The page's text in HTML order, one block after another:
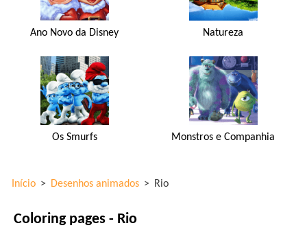
Ano Novo da Disney Natureza
Os Smurfs Monstros e Companhia
Início > Desenhos animados > Rio
Coloring pages - Rio